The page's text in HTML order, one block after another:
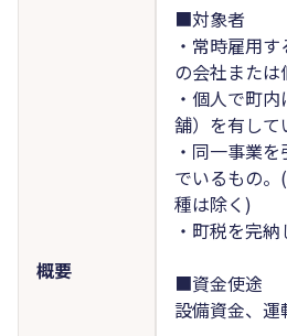
概要
■対象者
・常時雇用
の会社または
・個人で町
舗）を有して
・同一事業
でいるもの
種は除く)
・町税を完納
■資金使途
設備資金、運